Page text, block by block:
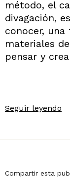
método, el
divagación,
conocer,
materiales
pensar y
Seguir leyendo
Compartir esta